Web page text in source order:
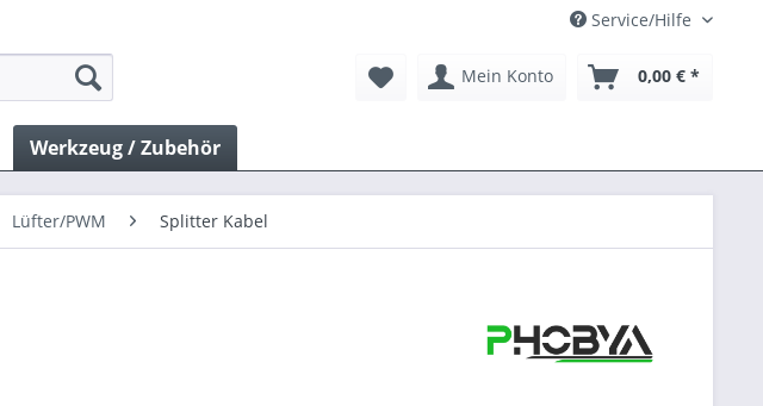
Service/Hilfe
Mein Konto 0,00 € *
Werkzeug / Zubehör
Lüfter/PWM Splitter Kabel